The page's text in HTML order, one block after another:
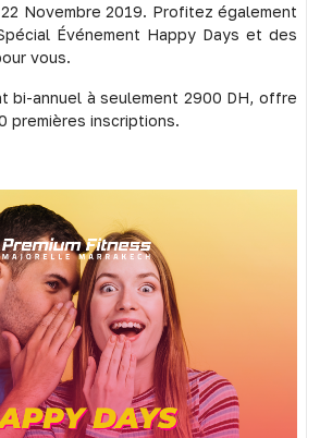
Novembre 2019. Profitez également
Événement Happy Days et des
vous.
bi-annuel à seulement 2900 DH, offre
premières inscriptions.